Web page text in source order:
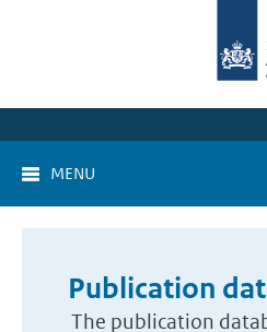
MENU
Publication
The publication